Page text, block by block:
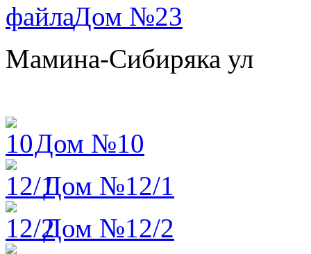
Дом №23
Мамина-Сибиряка ул
Дом №10
Дом №12/1
Дом №12/2